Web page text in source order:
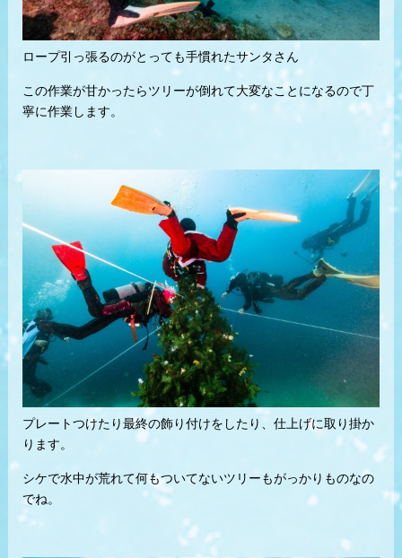
ロープ引っ張るのがとっても手慣れたサンタさん
この作業が甘かったらツリーが倒れて大変なことになるので丁
寧に作業します。
プレートつけたり最終の飾り付けをしたり、仕上げに取り掛か
ります。
シケで水中が荒れて何もついてないツリーもがっかりものなの
でね。